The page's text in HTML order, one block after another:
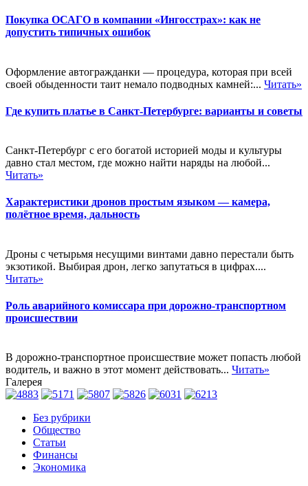
Покупка ОСАГО в компании «Ингосстрах»: как не
допустить типичных ошибок
Оформление автогражданки — процедура, которая при всей
своей обыденности таит немало подводных камней:... Читать»
Где купить платье в Санкт-Петербурге: варианты и советы
Санкт-Петербург с его богатой историей моды и культуры
давно стал местом, где можно найти наряды на любой...
Читать»
Характеристики дронов простым языком — камера,
полётное время, дальность
Дроны с четырьмя несущими винтами давно перестали быть
экзотикой. Выбирая дрон, легко запутаться в цифрах....
Читать»
Роль аварийного комиссара при дорожно-транспортном
происшествии
В дорожно-транспортное происшествие может попасть любой
водитель, и важно в этот момент действовать... Читать»
Галерея
Без рубрики
Общество
Статьи
Финансы
Экономика